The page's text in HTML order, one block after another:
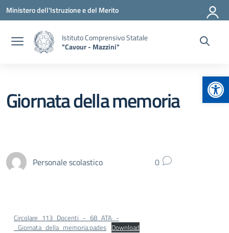
Vai ai contenuti
Vai al menu di navigazione
Vai al footer
Ministero dell'Istruzione e del Merito
Istituto Comprensivo Statale
"Cavour - Mazzini"
Giornata della memoria
Personale scolastico 0
Circolare_113_Docenti_-_68_ATA_-
_Giornata_della_memoria.pades Download